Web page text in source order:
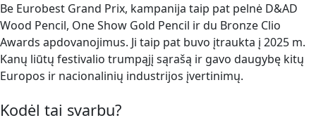
Be Eurobest Grand Prix, kampanija taip pat pelnė D&AD
Wood Pencil, One Show Gold Pencil ir du Bronze Clio
Awards apdovanojimus. Ji taip pat buvo įtraukta į 2025 m.
Kanų liūtų festivalio trumpąjį sąrašą ir gavo daugybę kitų
Europos ir nacionalinių industrijos įvertinimų.
Kodėl tai svarbu?